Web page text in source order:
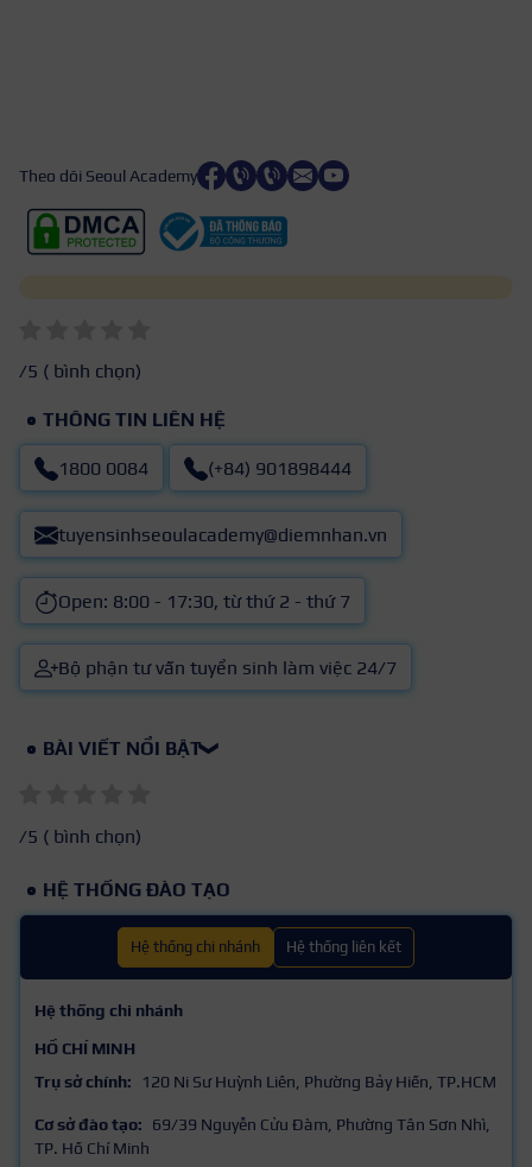
Theo dõi Seoul Academy
/5 ( bình chọn)
THÔNG TIN LIÊN HỆ
1800 0084 (+84) 901898444
tuyensinhseoulacademy@diemnhan.vn
Open: 8:00 - 17:30, từ thứ 2 - thứ 7
Bộ phận tư vấn tuyển sinh làm việc 24/7
BÀI VIẾT NỔI BẬT❯
/5 ( bình chọn)
HỆ THỐNG ĐÀO TẠO
Hệ thống chi nhánh Hệ thống liên kết
Hệ thống chi nhánh
HỒ CHÍ MINH
Trụ sở chính:
120 Ni Sư Huỳnh Liên, Phường Bảy Hiền, TP.HCM
Cơ sở đào tạo:
69/39 Nguyễn Cửu Đàm, Phường Tân Sơn Nhì,
TP. Hồ Chí Minh